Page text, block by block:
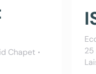
Chapet